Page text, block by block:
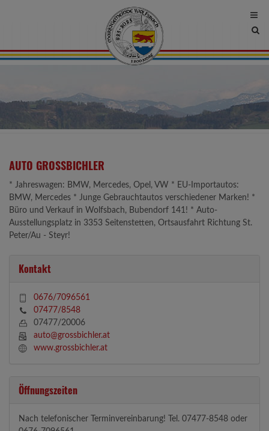
Site
AUTO GROSSBICHLER
* Jahreswagen: BMW, Mercedes, Opel, VW * EU-Importautos:
BMW, Mercedes * Junge Gebrauchtautos verschiedener Marken! *
Büro und Verkauf in Wolfsbach, Bubendorf 141! * Auto-
Ausstellungsplatz in 3353 Seitenstetten, Ortsausfahrt Richtung St.
Peter/Au - Steyr!
Kontakt
0676/7096561
07477/8548
07477/20006
auto@grossbichler.at
www.grossbichler.at
Öffnungszeiten
Nach telefonischer Terminvereinbarung! Tel. 07477-8548 oder